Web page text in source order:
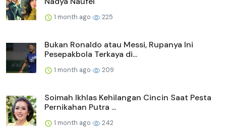
1 month ago 225
Bukan Ronaldo atau Messi, Rupanya Ini
Pesepakbola Terkaya di...
1 month ago 209
Soimah Ikhlas Kehilangan Cincin Saat Pesta
Pernikahan Putra ...
1 month ago 242